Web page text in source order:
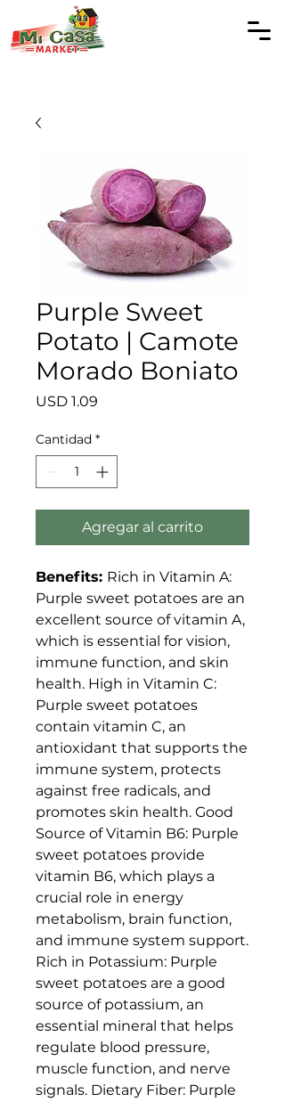
Purple Sweet
Potato | Camote
Morado Boniato
USD 1.09
Cantidad *
Agregar al carrito
Benefits: Rich in Vitamin A:
Purple sweet potatoes are an
excellent source of vitamin A,
which is essential for vision,
immune function, and skin
health. High in Vitamin C:
Purple sweet potatoes
contain vitamin C, an
antioxidant that supports the
immune system, protects
against free radicals, and
promotes skin health. Good
Source of Vitamin B6: Purple
sweet potatoes provide
vitamin B6, which plays a
crucial role in energy
metabolism, brain function,
and immune system support.
Rich in Potassium: Purple
sweet potatoes are a good
source of potassium, an
essential mineral that helps
regulate blood pressure,
muscle function, and nerve
signals. Dietary Fiber: Purple